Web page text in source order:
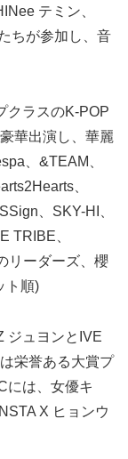
テミン、
ちが参加し、音
クラスのK-POP
華出演し、華麗
、&TEAM、
、
、SKY-HI、
TRIBE、
リーダーズ、櫻
ト順)
ジュヨンとIVE
栄誉ある大賞プ
には、女優キ
X ヒョンウ